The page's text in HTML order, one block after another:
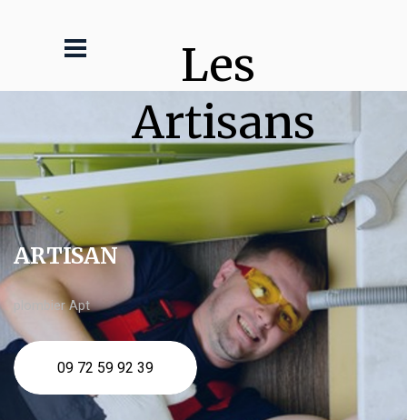
Les
Artisans
ARTISAN
plombier Apt
09 72 59 92 39